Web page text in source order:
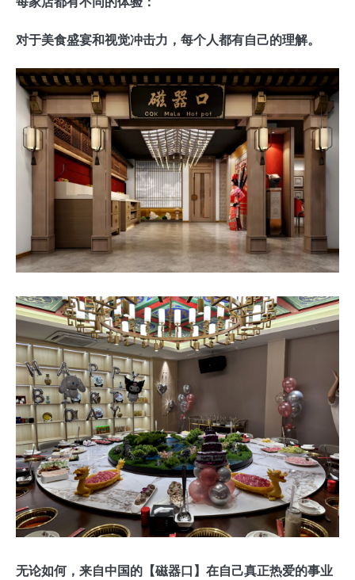
对于美食盛宴和视觉冲击力，每个人都有自己的理解。
无论如何，来自中国的【磁器口】在自己真正热爱的事业